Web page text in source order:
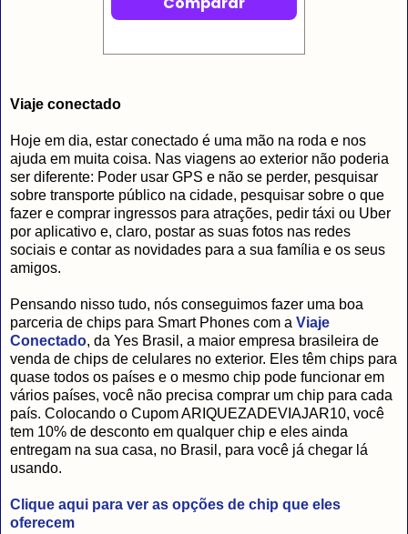
Viaje conectado
Hoje em dia, estar conectado é uma mão na roda e nos
ajuda em muita coisa. Nas viagens ao exterior não poderia
ser diferente: Poder usar GPS e não se perder, pesquisar
sobre transporte público na cidade, pesquisar sobre o que
fazer e comprar ingressos para atrações, pedir táxi ou Uber
por aplicativo e, claro, postar as suas fotos nas redes
sociais e contar as novidades para a sua família e os seus
amigos.
Pensando nisso tudo, nós conseguimos fazer uma boa
parceria de chips para Smart Phones com a Viaje
Conectado, da Yes Brasil, a maior empresa brasileira de
venda de chips de celulares no exterior. Eles têm chips para
quase todos os países e o mesmo chip pode funcionar em
vários países, você não precisa comprar um chip para cada
país. Colocando o Cupom ARIQUEZADEVIAJAR10, você
tem 10% de desconto em qualquer chip e eles ainda
entregam na sua casa, no Brasil, para você já chegar lá
usando.
Clique aqui para ver as opções de chip que eles
oferecem